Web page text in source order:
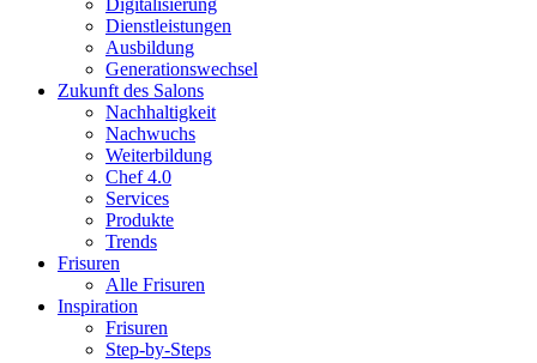
Digitalisierung
Dienstleistungen
Ausbildung
Generationswechsel
Zukunft des Salons
Nachhaltigkeit
Nachwuchs
Weiterbildung
Chef 4.0
Services
Produkte
Trends
Frisuren
Alle Frisuren
Inspiration
Frisuren
Step-by-Steps